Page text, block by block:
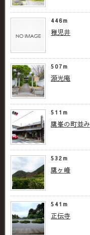
446m
稚児井
507m
源光庵
511m
鷹峯の町並み
532m
鷹ヶ峰
541m
正伝寺